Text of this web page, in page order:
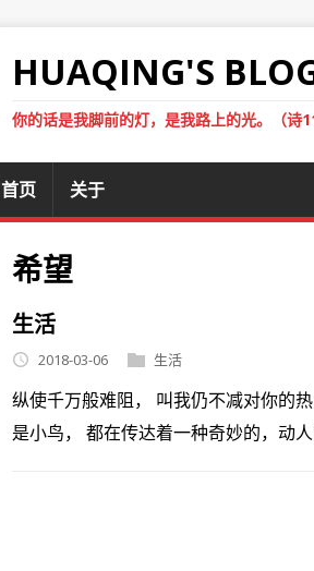
HUAQING'S
你的话是我脚前的灯，是我路上的光。（诗
首页 关于
希望
生活
2018-03-06 生活
纵使千万般难阻， 叫我仍不减对你的
是小鸟， 都在传达着一种奇妙的，动